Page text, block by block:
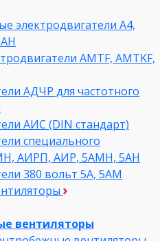
электродвигатели A4,
AMTF, AMTKF,
АДЧР для частотного
АИС (DIN стандарт)
специального
АИРП, АИР, 5АМН, 5АН
380 вольт 5А, 5АМ
вентиляторы